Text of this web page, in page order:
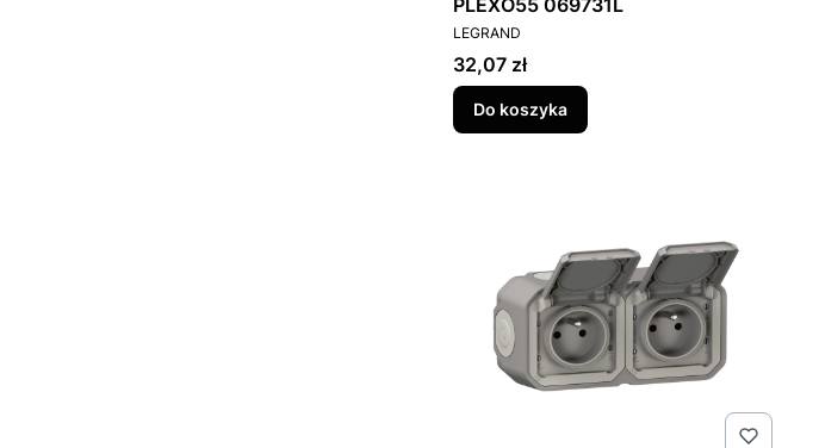
PLEXO55 069731L
PRODUCENT
LEGRAND
Cena
32,07 zł
Do koszyka